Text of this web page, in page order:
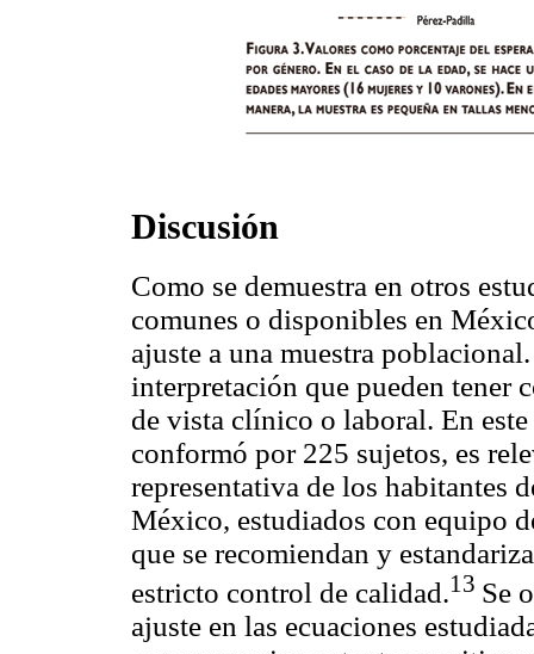
Discusión
Como se demuestra en otros
comunes o disponibles en
ajuste a una muestra
interpretación que pueden tener
de vista clínico o laboral. En
conformó por 225 sujetos, es
representativa de los habitantes
México, estudiados con equipo
que se recomiendan y
estricto control de calidad.13 Se
ajuste en las ecuaciones